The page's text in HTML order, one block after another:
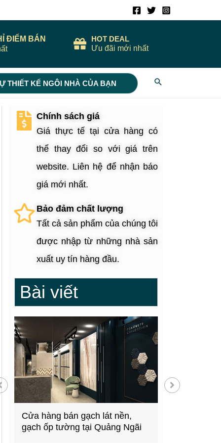
ĐIỂM BÁN
HOT DEAL
Ưu đãi mới nhất
THIẾT KẾ NGÔI NHÀ CỦA BẠN Search
Chính sách giá
Giá thực tế tại cửa hàng có
thể thay đổi so với giá trên
website. Liên hệ để nhận báo
giá mới nhất.
Bảo đảm chất lượng
Tất cả sản phẩm của chúng tôi
được nhập từ những nhà sản
xuất uy tín hàng đầu.
Bài viết
Cửa hàng bán gạch lát nền,
gạch ốp tường tại Quảng Ngãi